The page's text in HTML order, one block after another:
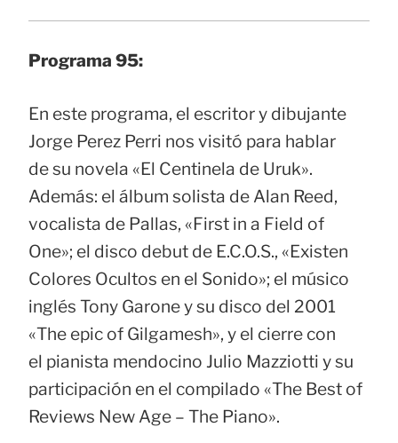
Programa 95:
En este programa, el escritor y dibujante
Jorge Perez Perri nos visitó para hablar
de su novela «El Centinela de Uruk».
Además: el álbum solista de Alan Reed,
vocalista de Pallas, «First in a Field of
One»; el disco debut de E.C.O.S., «Existen
Colores Ocultos en el Sonido»; el músico
inglés Tony Garone y su disco del 2001
«The epic of Gilgamesh», y el cierre con
el pianista mendocino Julio Mazziotti y su
participación en el compilado «The Best of
Reviews New Age – The Piano».